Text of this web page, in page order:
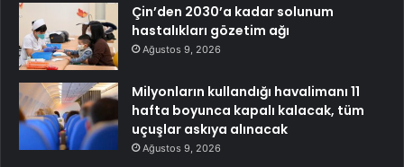
Çin’den 2030’a kadar solunum
hastalıkları gözetim ağı
Ağustos 9, 2026
Milyonların kullandığı havalimanı 11
hafta boyunca kapalı kalacak, tüm
uçuşlar askıya alınacak
Ağustos 9, 2026